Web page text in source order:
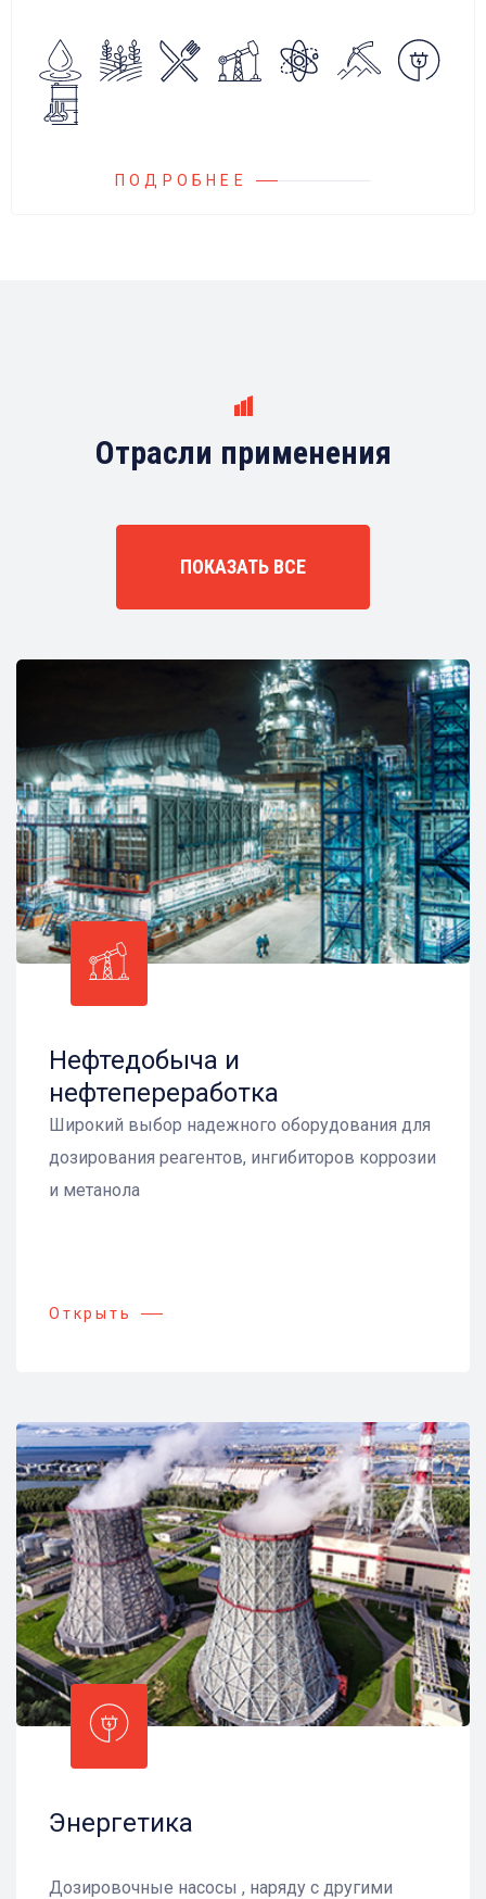
Блок управления Ареоматик совместим с
любыми насосами российских и
иностранных производителей.
ПОДРОБНЕЕ
Отрасли применения
ПОКАЗАТЬ ВСЕ
Нефтедобыча и
нефтепереработка
Широкий выбор надежного оборудования для
дозирования реагентов, ингибиторов коррозии
и метанола
Открыть
Энергетика
Дозировочные насосы , наряду с другими